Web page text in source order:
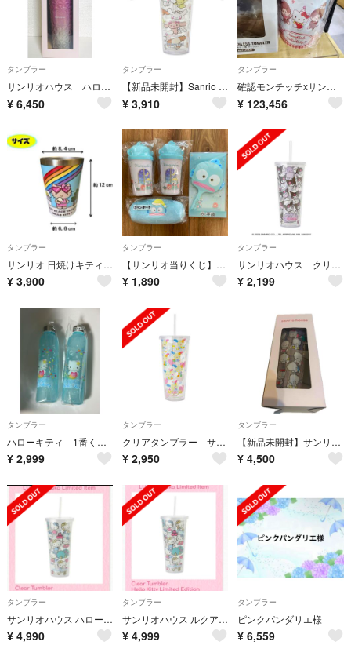
タンブラー
サンリオハウス ハローキティ シルエットラメタンブラー ピンク
¥ 6,450
タンブラー
【新品未開封】Sanrio house クリアタンブラー シナモロール シナモン
¥ 3,910
タンブラー
確認モンチッチxサンリオキャラクター 保温保冷コップ 2WAY真空二重タンブラー
¥ 123,456
タンブラー
サンリオ 日焼けキティ ステンレスタンブラー
¥ 3,900
タンブラー
【サンリオ当りくじ】ハンギョドン⑥手鏡⑦ペンポーチ⑧タンブラー
¥ 1,890
タンブラー
サンリオハウス クリアタンブラー クロミ
¥ 2,199
タンブラー
ハローキティ 1番くじ ウォーターボトル
¥ 2,999
タンブラー
クリアタンブラー サンリオハウス ウサハナ 新品未開封
¥ 2,950
タンブラー
【新品未開封】サンリオハウス クリアタンブラー ニャニィニュニェニョン
¥ 4,500
タンブラー
サンリオハウス ハローキティ タンブラー ルクア限定
¥ 4,990
タンブラー
サンリオハウス ルクア限定 キティ タンブラー
¥ 4,999
タンブラー
ピンクパンダリエ様
¥ 6,559